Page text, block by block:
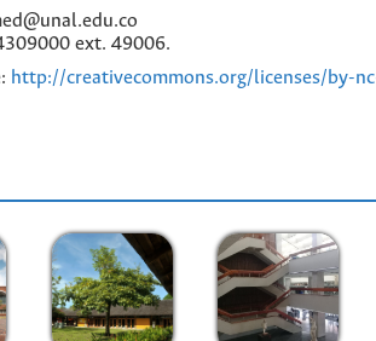
ext. 49006.
http://creativecommons.org/licenses/by-